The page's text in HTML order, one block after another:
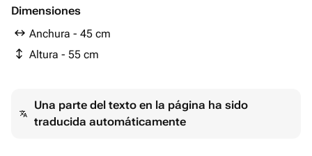
Dimensiones
Anchura - 45 cm
Altura - 55 cm
Una parte del texto en la página ha sido
traducida automáticamente